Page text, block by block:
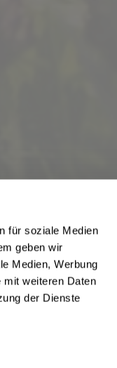
für soziale Medien
geben wir
Medien, Werbung
mit weiteren Daten
der Dienste